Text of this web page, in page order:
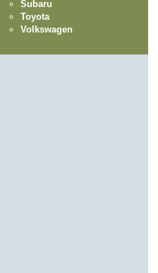
Subaru
Toyota
Volkswagen